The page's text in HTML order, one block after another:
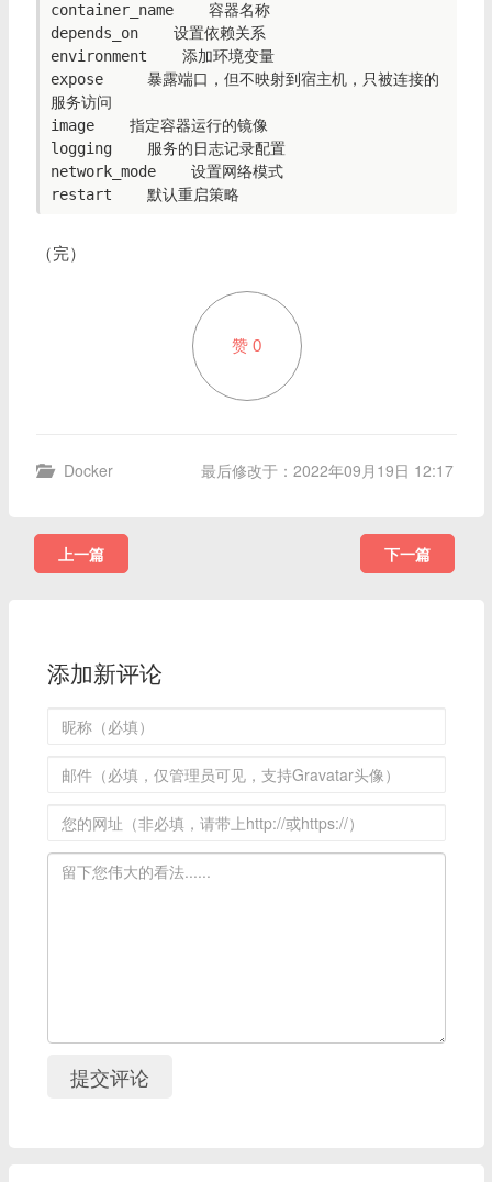
container_name    容器名称
depends_on    设置依赖关系
environment    添加环境变量
expose     暴露端口，但不映射到宿主机，只被连接的
服务访问
image    指定容器运行的镜像
logging    服务的日志记录配置
network_mode    设置网络模式
（完）
赞 0
Docker 最后修改于：2022年09月19日 12:17
上一篇 下一篇
添加新评论
提交评论